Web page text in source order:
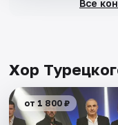
Все
Хор
от 1 800 ₽